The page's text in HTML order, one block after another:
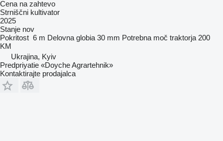
Cena na zahtevo
Strniščni kultivator
2025
Stanje nov
Pokritost 6 m Delovna globia 30 mm Potrebna moč traktorja 200
KM
Ukrajina, Kyiv
Predpriyatie «Doyche Agrartehnik»
Kontaktirajte prodajalca